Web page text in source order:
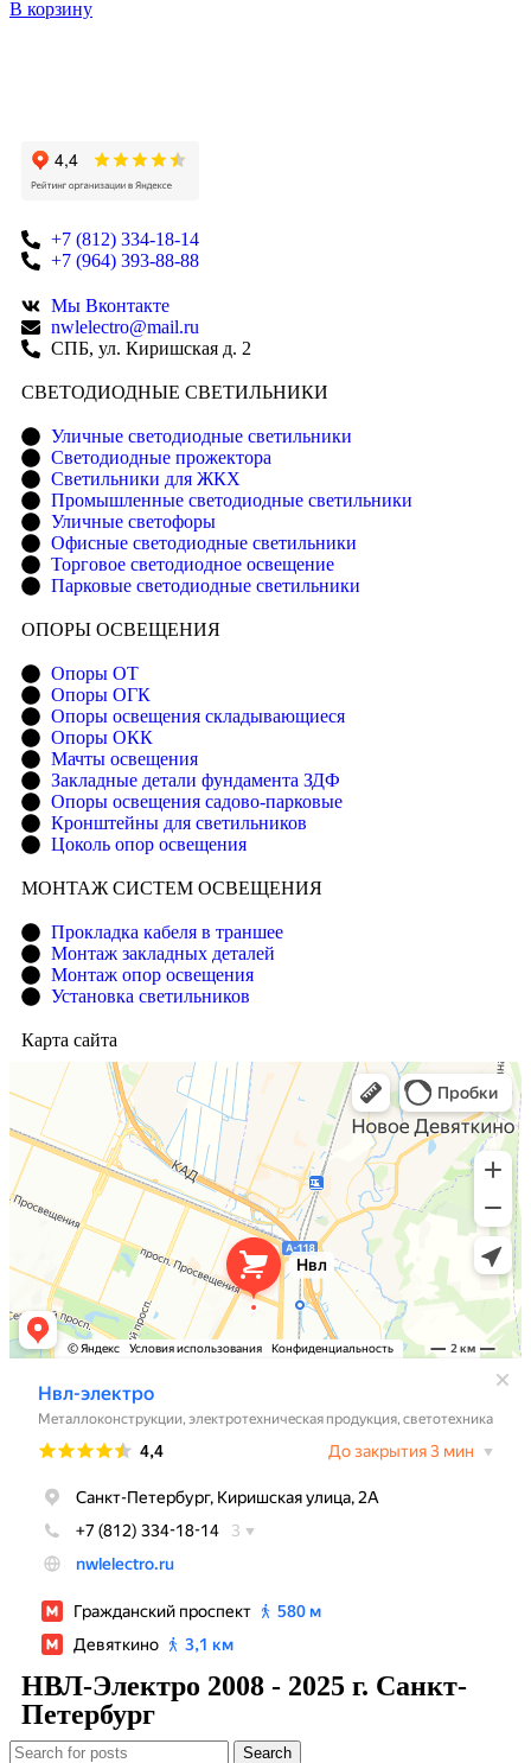
В корзину
+7 (812) 334-18-14
+7 (964) 393-88-88
Мы Вконтакте
nwlelectro@mail.ru
СПБ, ул. Киришская д. 2
CВЕТОДИОДНЫЕ СВЕТИЛЬНИКИ
Уличные светодиодные светильники
Светодиодные прожектора
Светильники для ЖКХ
Промышленные светодиодные светильники
Уличные светофоры
Офисные светодиодные светильники
Торговое светодиодное освещение
Парковые светодиодные светильники
ОПОРЫ ОСВЕЩЕНИЯ
Опоры ОТ
Опоры ОГК
Опоры освещения складывающиеся
Опоры ОКК
Мачты освещения
Закладные детали фундамента ЗДФ
Опоры освещения садово-парковые
Кронштейны для светильников
Цоколь опор освещения
МОНТАЖ СИСТЕМ ОСВЕЩЕНИЯ
Прокладка кабеля в траншее
Монтаж закладных деталей
Монтаж опор освещения
Установка светильников
Карта сайта
НВЛ-Электро 2008 - 2025 г. Санкт-
Петербург
Search